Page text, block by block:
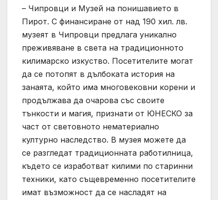
– Чипровци и Музей на понишавието в
Пирот. С финансиране от над 190 хил. лв.
музеят в Чипровци предлага уникално
преживяване в света на традиционното
килимарско изкуство. Посетителите могат
да се потопят в дълбоката история на
занаята, който има многовековни корени и
продължава да очарова със своите
тънкости и магия, признати от ЮНЕСКО за
част от световното нематериално
културно наследство. В музея можете да
се разгледат традиционната работилница,
където се изработват килими по старинни
техники, като същевременно посетителите
имат възможност да се насладят на